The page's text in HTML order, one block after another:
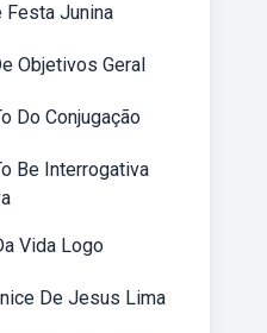
Festa Junina
Objetivos Geral
Do Conjugação
Be Interrogativa
Vida Logo
De Jesus Lima